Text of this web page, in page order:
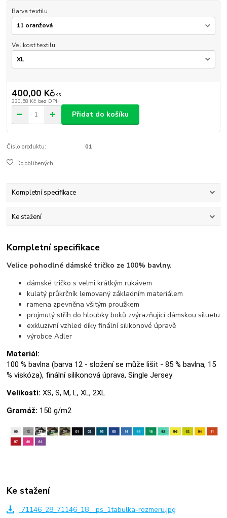
Barva textilu
Velikost textilu
400,00 Kč/ks
330,58 Kč bez DPH
Přidat do košíku
Číslo produktu: 01
Do oblíbených
Kompletní specifikace
Ke stažení
Kompletní specifikace
Velice pohodlné dámské tričko ze 100% bavlny.
dámské tričko s velmi krátkým rukávem
kulatý průkrčník lemovaný základním materiálem
ramena zpevněna všitým proužkem
projmutý střih do hloubky boků zvýrazňující dámskou siluetu
exkluzivní vzhled díky finální silikonové úpravě
výrobce Adler
Materiál:
100 % bavlna (barva 12 - složení se může lišit - 85 % bavlna, 15
% viskóza), finální silikonová úprava, Single Jersey
Velikosti: XS, S, M, L, XL, 2XL
Gramáž: 150 g/m2
Ke stažení
71146_28_71146_18__ps_1tabulka-rozmeru.jpg